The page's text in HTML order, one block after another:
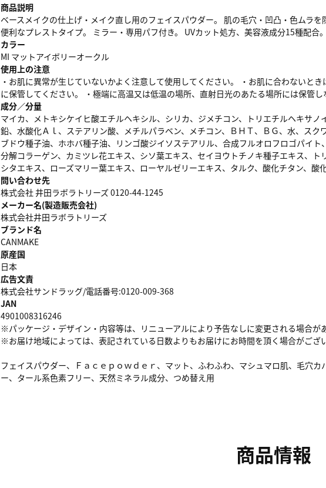
商品説明
ベースメイクの仕上げ・メイク直し用のフェイスパウダー。 肌の毛穴・凹凸・色ムラ
便利なプレストタイプ。 ミラー・専用パフ付き。 UVカット処方、美容液成分15種配合
カラー
MI マットアイボリーオークル
使用上の注意
・お肌に異常が生じていないかよく注意して使用してください。 ・お肌に合わないと
に保管してください。 ・極端に高温又は低温の場所、直射日光のあたる場所には保管
成分／分量
マイカ、メトキシケイヒ酸エチルヘキシル、シリカ、ジメチコン、トリエチルヘキサ
鉛、水酸化Ａｌ、ステアリン酸、メチルパラベン、メチコン、ＢＨＴ、ＢＧ、水、ス
ブドウ種子油、ホホバ種子油、リンゴ酸ジイソステアリル、合成フルオロフロゴパイ
分解コラーゲン、カミツレ花エキス、シソ葉エキス、セイヨウトチノキ種子エキス、
シタエキス、ローズマリー葉エキス、ローヤルゼリーエキス、タルク、酸化チタン、酸
問い合わせ先
株式会社 井田ラボラトリーズ 0120-44-1245
メーカー名(製造販売会社)
株式会社井田ラボラトリーズ
ブランド名
CANMAKE
原産国
日本
広告文責
株式会社サンドラッグ/電話番号:0120-009-368
JAN
4901008316246
※パッケージ・デザイン・内容等は、リニューアルにより予告なしに変更される場合が
※お届け地域によっては、表記されている日数よりもお届けにお時間を頂く場合がござ
フェイスパウダー、Ｆａｃｅｐｏｗｄｅｒ、マット、ふわふわ、マシュマロ肌、毛穴
ー、タール系色素フリー、天然ミネラル成分、つめ替え用
商品情報